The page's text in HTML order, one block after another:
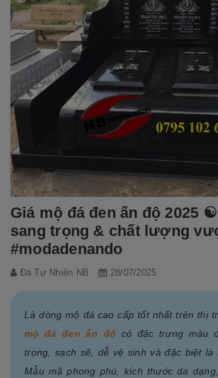
Giá mộ đá đen ấn độ 2025
sang trọng & chất lượng
#modadenando
Đá Tự Nhiên NB 28/07/2025
Là dòng mộ đá cao cấp tốt nhất trên thị
mộ đá đen ấn độ có đặc trưng màu
trọng, sạch sẽ, dễ vệ sinh và đặc biệt là
Mẫu mã phong phú, kích thước da